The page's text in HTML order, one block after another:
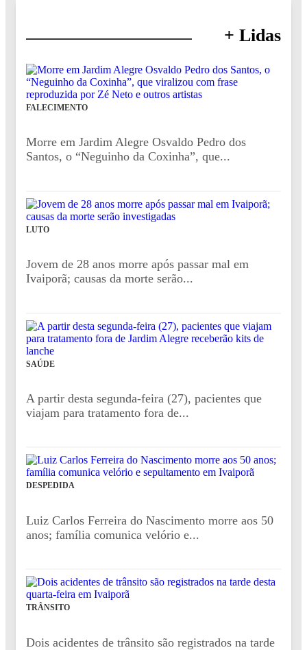
+ Lidas
FALECIMENTO
Morre em Jardim Alegre Osvaldo Pedro dos
Santos, o “Neguinho da Coxinha”, que...
LUTO
Jovem de 28 anos morre após passar mal em
Ivaiporã; causas da morte serão...
SAÚDE
A partir desta segunda-feira (27), pacientes que
viajam para tratamento fora de...
DESPEDIDA
Luiz Carlos Ferreira do Nascimento morre aos 50
anos; família comunica velório e...
TRÂNSITO
Dois acidentes de trânsito são registrados na tarde